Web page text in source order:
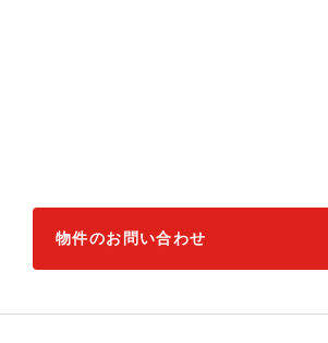
物件のお問い合わせ